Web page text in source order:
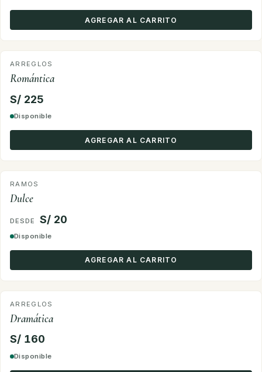
AGREGAR AL CARRITO
ARREGLOS
Romántica
S/ 225
Disponible
AGREGAR AL CARRITO
RAMOS
Dulce
S/ 20
Disponible
AGREGAR AL CARRITO
ARREGLOS
Dramática
S/ 160
Disponible